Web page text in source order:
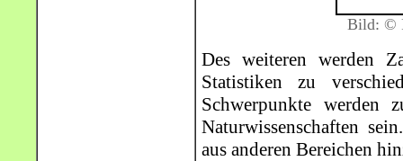
Bild: ©
Des weiteren werden
Statistiken zu
Schwerpunkte werden
Naturwissenschaften
aus anderen Bereichen